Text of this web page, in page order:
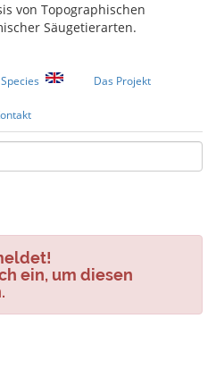
von Topographischen
Säugetierarten.
Species Das Projekt
ein, um diesen